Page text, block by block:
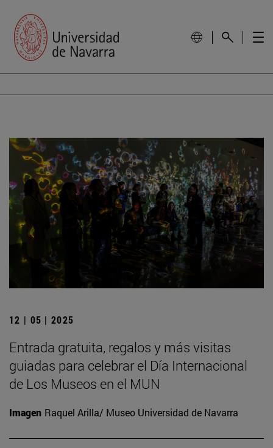
12 | 05 | 2025
Entrada gratuita, regalos y más visitas
guiadas para celebrar el Día Internacional
de Los Museos en el MUN
Imagen Raquel Arilla/ Museo Universidad de Navarra